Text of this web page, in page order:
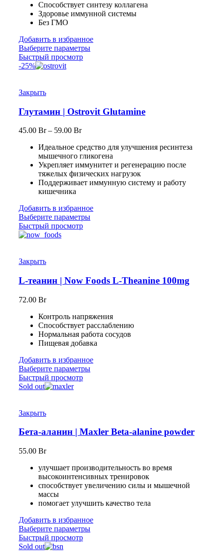
Способствует синтезу коллагена
Здоровье иммунной системы
Без ГМО
Добавить в избранное
Выберите параметры
Быстрый просмотр
-25%
Закрыть
Глутамин | Ostrovit Glutamine
45.00 Br– 59.00 Br
Идеальное средство для улучшения ресинтеза
мышечного гликогена
Укрепляет иммунитет и регенерацию после
тяжелых физических нагрузок
Поддерживает иммунную систему и работу
кишечника
Добавить в избранное
Выберите параметры
Быстрый просмотр
Закрыть
L-теанин | Now Foods L-Theanine 100mg
72.00 Br
Контроль напряжения
Способствует расслаблению
Нормальная работа сосудов
Пищевая добавка
Добавить в избранное
Выберите параметры
Быстрый просмотр
Sold out
Закрыть
Бета-аланин | Maxler Beta-alanine powder
55.00 Br
улучшает производительность во время
высокоинтенсивных тренировок
способствует увеличению силы и мышечной
массы
помогает улучшить качество тела
Добавить в избранное
Выберите параметры
Быстрый просмотр
Sold out